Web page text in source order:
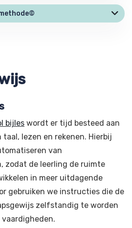
bijles wordt er tijd besteed aan
lezen en rekenen. Hierbij
van
zodat de leerling de ruimte
in meer uitdagende
gebruiken we instructies die de
zelfstandig te worden